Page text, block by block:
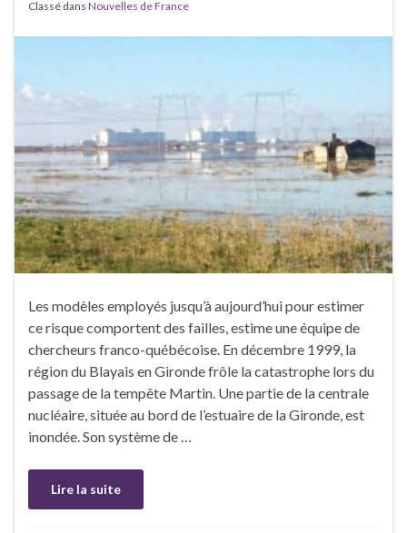
Classé dans Nouvelles de France
Les modèles employés jusqu’à aujourd’hui pour estimer
ce risque comportent des failles, estime une équipe de
chercheurs franco-québécoise. En décembre 1999, la
région du Blayais en Gironde frôle la catastrophe lors du
passage de la tempête Martin. Une partie de la centrale
nucléaire, située au bord de l’estuaire de la Gironde, est
inondée. Son système de …
Lire la suite